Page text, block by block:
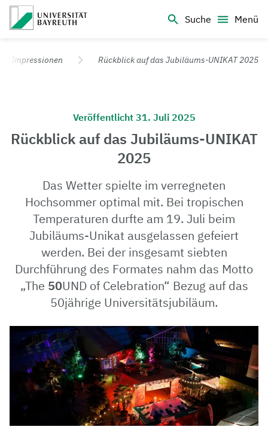
Suche
Menü
Universität Bayreuth – Deine Top-Campus-Uni
Impressionen Rückblick auf das Jubiläums-UNIKAT 2025
Veröffentlicht 31. Juli 2025
Rückblick auf das Jubiläums-UNIKAT
2025
Das Wetter spielte im verregneten
Hochsommer optimal mit. Bei tropischen
Temperaturen durfte am 19. Juli beim
Jubiläums-Unikat ausgelassen gefeiert
werden. Bei der insgesamt siebten
Durchführung des Formates nahm das Motto
„The 50UND of Celebration“ Bezug auf das
50jährige Universitätsjubiläum.